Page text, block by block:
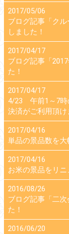
2017/05/06
ブログ記事「ク
しました！
2017/04/17
ブログ記事「
た！
2017/04/17
4/23 午前1～7時
決済がご利用頂け
2017/04/16
単品の景品数を大
2017/04/16
お米の景品をリニ
2016/08/26
ブログ記事「二
た！
2016/06/20